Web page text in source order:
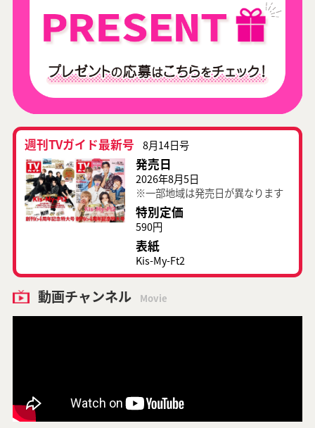
週刊TVガイド最新号 8月14日号
発売日
2026年8月5日
※一部地域は発売日が異なります
特別定価
590円
表紙
Kis-My-Ft2
動画チャンネル Movie